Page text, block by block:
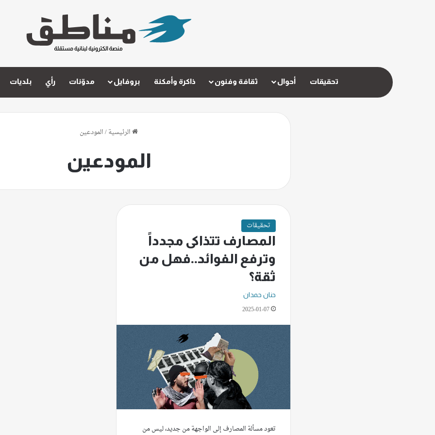
تحقيقات أحوال ثقافة وفنون ذاكرة وأمكنة بروفايل مدوّنات رأي بلديات
الرئيسية/المودعين
المودعين
تحقيقات
المصارف تتذاكى مجدداً
وترفع الفوائد..فهل من
ثقة؟
حنان حمدان
2025-01-07
تعود مسألة المصارف إلى الواجهة من جديد، ليس من